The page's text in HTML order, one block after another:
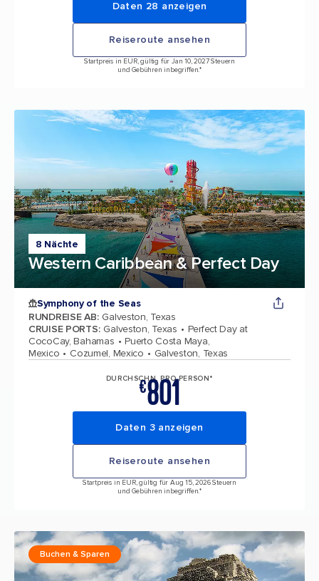
Daten 28 anzeigen
Reiseroute ansehen
Startpreis in EUR, gültig für Jan 10, 2027 Steuern
und Gebühren inbegriffen.*
8 Nächte
Western Caribbean & Perfect Day
Symphony of the Seas
RUNDREISE AB: Galveston, Texas
CRUISE PORTS: Galveston, Texas
Perfect Day at
CocoCay, Bahamas
Puerto Costa Maya,
Mexico
Cozumel, Mexico Galveston, Texas
DURCHSCHN. PRO PERSON*
€801
Daten 3 anzeigen
Reiseroute ansehen
Startpreis in EUR, gültig für Aug 15, 2026 Steuern
und Gebühren inbegriffen.*
Buchen & Sparen